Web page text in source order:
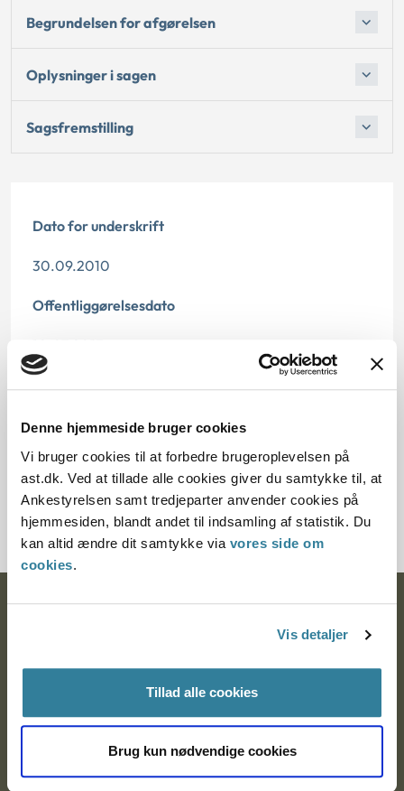
Denne hjemmeside bruger cookies
Vi bruger cookies til at forbedre brugeroplevelsen på
ast.dk. Ved at tillade alle cookies giver du samtykke til, at
Ankestyrelsen samt tredjeparter anvender cookies på
hjemmesiden, blandt andet til indsamling af statistik. Du
kan altid ændre dit samtykke via vores side om
cookies.
Vis detaljer
Tillad alle cookies
Brug kun nødvendige cookies
Begrundelsen for afgørelsen
Oplysninger i sagen
Sagsfremstilling
Dato for underskrift
30.09.2010
Offentliggørelsesdato
Paragraf
§ 100
Journalnummer
3500723-09
Ankestyrelsen Aalborg